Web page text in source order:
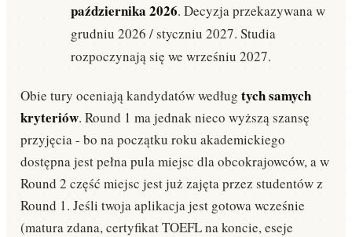
października 2026. Decyzja przekazywana w
grudniu 2026 / styczniu 2027. Studia
rozpoczynają się we wrześniu 2027.
Obie tury oceniają kandydatów według tych samych
kryteriów. Round 1 ma jednak nieco wyższą szansę
przyjęcia - bo na początku roku akademickiego
dostępna jest pełna pula miejsc dla obcokrajowców, a w
Round 2 część miejsc jest już zajęta przez studentów z
Round 1. Jeśli twoja aplikacja jest gotowa wcześnie
(matura zdana, certyfikat TOEFL na koncie, eseje